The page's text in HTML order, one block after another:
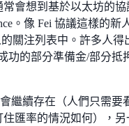
會想到基於以太坊的協
。像 Fei 協議這樣的新
的關注列表中。許多人得
功的部分準備金/部分抵
繼續存在（人們只需要
匯率的情況如何），另